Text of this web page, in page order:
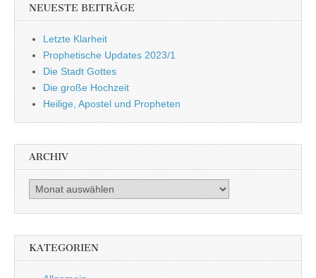
NEUESTE BEITRÄGE
Letzte Klarheit
Prophetische Updates 2023/1
Die Stadt Gottes
Die große Hochzeit
Heilige, Apostel und Propheten
ARCHIV
Archiv
KATEGORIEN